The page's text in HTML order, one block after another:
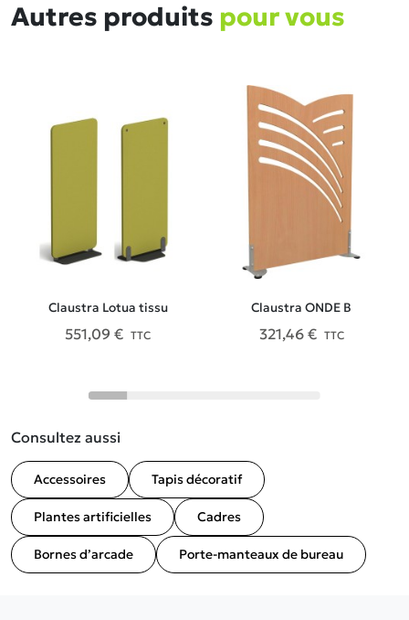
Autres produits pour vous
Claustra Lotua tissu
551,09 € TTC
Claustra ONDE B
321,46 € TTC
Consultez aussi
Accessoires Tapis décoratif
Plantes artificielles Cadres
Bornes d’arcade Porte-manteaux de bureau